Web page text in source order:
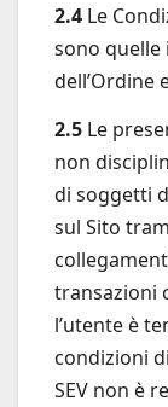
2.4 Le
sono quelle
dell’Ordine
2.5 Le
non
di soggetti
sul Sito
transazioni
l’utente è
condizioni
SEV non è